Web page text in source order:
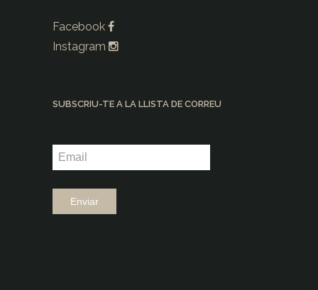
Facebook
Instagram
SUBSCRIU-TE A LA LLISTA DE CORREU